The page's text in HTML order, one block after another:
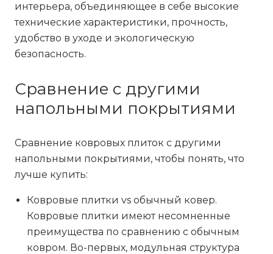
интерьера, объединяющее в себе высокие
технические характеристики, прочность,
удобство в уходе и экологическую
безопасность.
Сравнение с другими
напольными покрытиями
Сравнение ковровых плиток с другими
напольными покрытиями, чтобы понять, что
лучше купить:
Ковровые плитки vs обычный ковер.
Ковровые плитки имеют несомненные
преимущества по сравнению с обычным
ковром. Во-первых, модульная структура